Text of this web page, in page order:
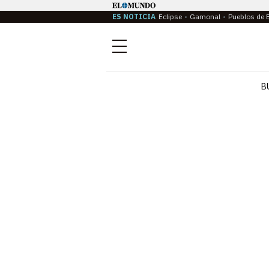
ES NOTICIA Eclipse Gamonal Pueblos de
Menú